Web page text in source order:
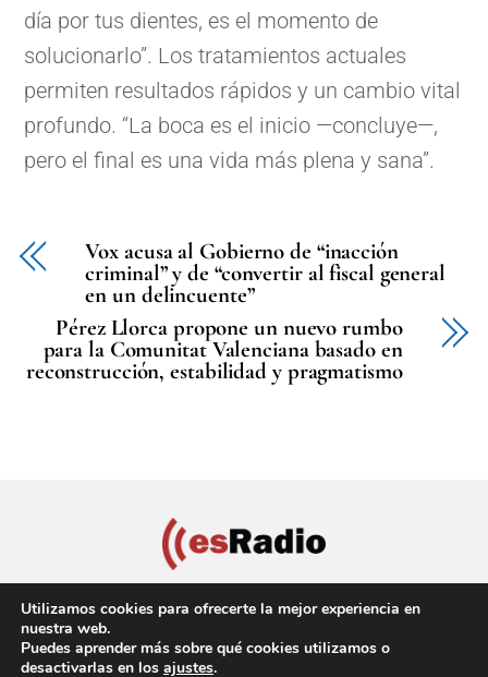
día por tus dientes, es el momento de
solucionarlo”. Los tratamientos actuales
permiten resultados rápidos y un cambio vital
profundo. “La boca es el inicio —concluye—,
pero el final es una vida más plena y sana”.
Vox acusa al Gobierno de “inacción
criminal” y de “convertir al fiscal general
en un delincuente”
Pérez Llorca propone un nuevo rumbo
para la Comunitat Valenciana basado en
reconstrucción, estabilidad y pragmatismo
Política de privacidad Aviso Legal Política de cookies
Utilizamos cookies para ofrecerte la mejor experiencia en
nuestra web.
Puedes aprender más sobre qué cookies utilizamos o
desactivarlas en los ajustes.